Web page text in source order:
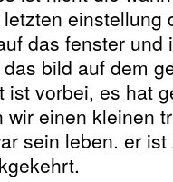
einstellung
das fenster
bild auf dem
ist vorbei, es hat
wir einen kleinen
sein leben. er